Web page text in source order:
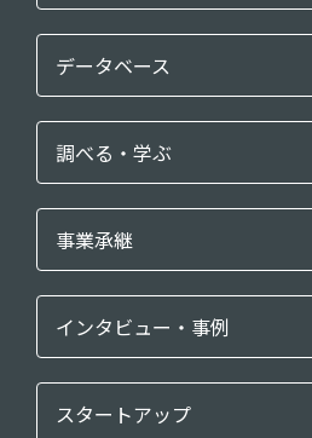
データベース
調べる・学ぶ
事業承継
インタビュー・事例
スタートアップ